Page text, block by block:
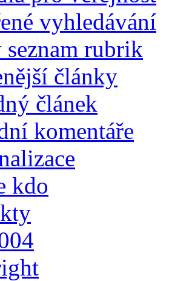
vyhledávání
rubrik
články
článek
komentáře
kdo